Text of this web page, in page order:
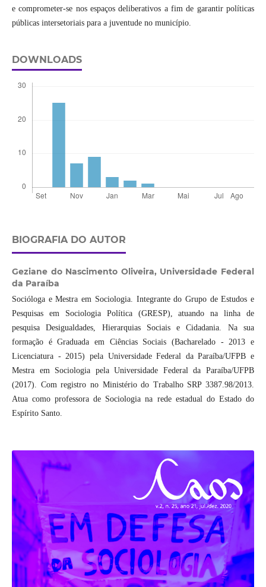
e comprometer-se nos espaços deliberativos a fim de garantir políticas
públicas intersetoriais para a juventude no município.
DOWNLOADS
BIOGRAFIA DO AUTOR
Geziane do Nascimento Oliveira, Universidade Federal
da Paraíba
Socióloga e Mestra em Sociologia. Integrante do Grupo de Estudos e
Pesquisas em Sociologia Política (GRESP), atuando na linha de
pesquisa Desigualdades, Hierarquias Sociais e Cidadania. Na sua
formação é Graduada em Ciências Sociais (Bacharelado - 2013 e
Licenciatura - 2015) pela Universidade Federal da Paraíba/UFPB e
Mestra em Sociologia pela Universidade Federal da Paraíba/UFPB
(2017). Com registro no Ministério do Trabalho SRP 3387.98/2013.
Atua como professora de Sociologia na rede estadual do Estado do
Espírito Santo.